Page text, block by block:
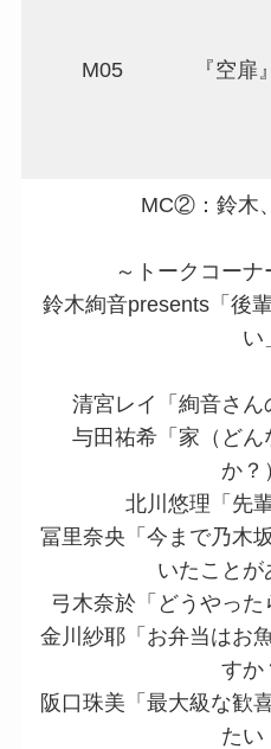
M05 『空扉』
MC②：鈴木
～トークコー
鈴木絢音presents「後
い
清宮レイ「絢音さん
与田祐希「家（ど
か？
北川悠理「先
冨里奈央「今まで乃木
いたことが
弓木奈於「どうやった
金川紗耶「お弁当はお
すか
阪口珠美「最大級な歓
たい